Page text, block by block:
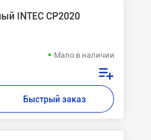
INTEC CP2020
Мало в наличии
Быстрый заказ